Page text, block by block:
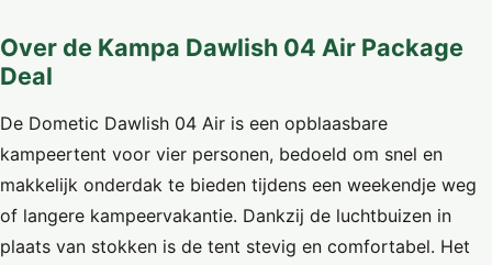
Over de Kampa Dawlish 04 Air Package
Deal
De Dometic Dawlish 04 Air is een opblaasbare
kampeertent voor vier personen, bedoeld om snel en
makkelijk onderdak te bieden tijdens een weekendje weg
of langere kampeervakantie. Dankzij de luchtbuizen in
plaats van stokken is de tent stevig en comfortabel. Het